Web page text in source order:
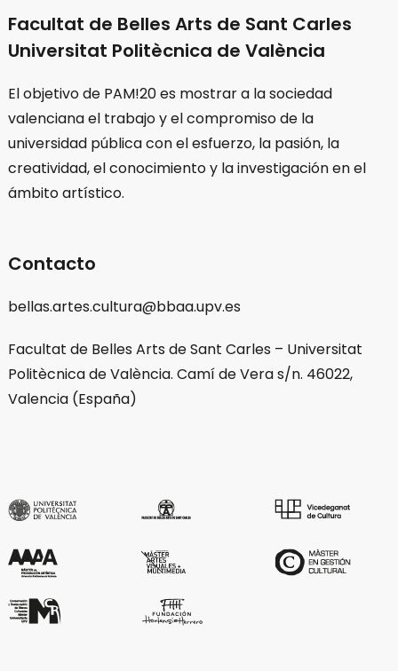
Facultat de Belles Arts de Sant Carles
Universitat Politècnica de València
El objetivo de PAM!20 es mostrar a la sociedad
valenciana el trabajo y el compromiso de la
universidad pública con el esfuerzo, la pasión, la
creatividad, el conocimiento y la investigación en el
ámbito artístico.
Contacto
bellas.artes.cultura@bbaa.upv.es
Facultat de Belles Arts de Sant Carles – Universitat
Politècnica de València. Camí de Vera s/n. 46022,
Valencia (España)